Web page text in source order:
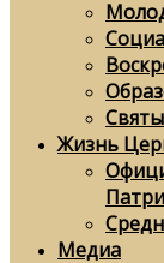
Жизнь
Медиа